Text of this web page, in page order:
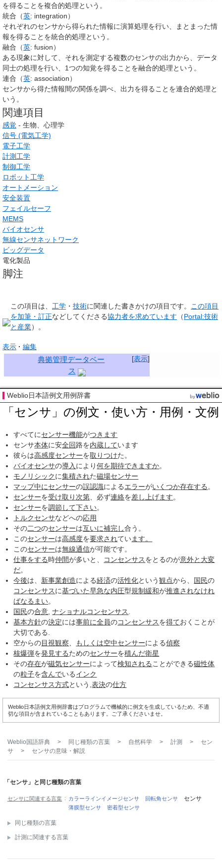
を得ることを複合的処理という。
統合（英: integration）
それぞれのセンサから得られた情報に演算処理を行い、まとまった情
報を得ることを統合的処理という。
融合（英: fusion）
ある現象に対して、それを測定する複数のセンサの出力から、データ
同士の処理を行い、1つの知覚を得ることを融合的処理という。
連合（英: association）
センサから得た情報間の関係を調べ、出力を得ることを連合的処理と
いう。
関連項目
感覚 - 生物、心理学
信号 (電気工学)
電子工学
計測工学
制御工学
ロボット工学
オートメーション
安全装置
フェイルセーフ
MEMS
バイオセンサ
無線センサネットワーク
ビッグデータ
電化製品
脚注
この項目は、 工学 ・ 技術に関連した書きかけの項目 です。
この項目
を加筆・訂正などしてくださる協力者を求めています （Portal:技術
と産業）。
表示
編集
[表示]
典拠管理データベー
ス
Weblio日本語例文用例辞書
「センサ」の例文・使い方・用例・文例
すべてにセンサー機能がつきます
センサ本体に安全回路を内蔵しています
彼らは高感度センサーを取りつけた。
バイオセンサの導入 により何を期待できますか。
モノリシックに集積された磁場センサー
マップ中にセンサーの誤認識によるエラーがいくつか存在する 。
センサーを受け取り 次第 、必ず連絡を差し上げます。
センサーを調節して下さい。
トルクセンサなどへの応用
その二つのセンサーは互いに補完し合う。
このセンサーは高感度を要求されています。
このセンサーは無線通信が可能です。
仕事をする時仲間が多いと、 コンセンサスをとるのが意外と 大変
だ。
今後は、 新事業創造による経済の活性化という観点から、 国民の
コンセンサスに基づいた早急な内圧型規制緩和が推進されなけれ
ばなるまい。
国民の合意 ,ナショナルコンセンサス
基本方針の決定には事前に全員のコンセンサスを得ておくことが
大切である.
空からの目視観察 もしくは空中センサーによる偵察
核爆弾を発見するためのセンサーを積んだ衛星
その存在が磁気センサーによって検知される ことができる磁性体
の粒子を含んでいるインク
コンセンサス方式という,表決の仕方
Weblio日本語例文用例辞書はプログラムで機械的に例文を生成しているため、不適
切な項目が含まれていることもあります。ご了承くださいませ。
Weblio国語辞典 > 同じ種類の言葉 > 自然科学 > 計測 >
セン
サ
> センサの意味・解説
「センサ」と同じ種類の言葉
センサに関連する言葉 カラーラインイメージセンサ 回転角センサ センサ
薄膜型センサ 密着型センサ
同じ種類の言葉
計測に関連する言葉